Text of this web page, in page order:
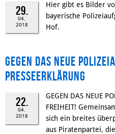
29.
04.
2018
Hier gibt es Bilder
bayerische
Hof.
Gegen das neue
Presseerklärung
22.
04.
2018
GEGEN DAS NEUE
FREIHEIT!
sich ein breites
aus Piratenpartei,